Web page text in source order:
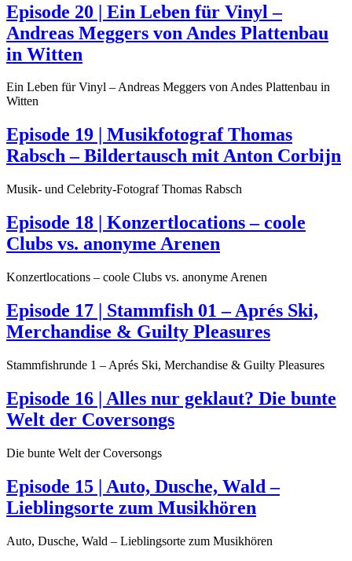
Episode 20 | Ein Leben für Vinyl –
Andreas Meggers von Andes Plattenbau
in Witten
Ein Leben für Vinyl – Andreas Meggers von Andes Plattenbau in
Witten
Episode 19 | Musikfotograf Thomas
Rabsch – Bildertausch mit Anton Corbijn
Musik- und Celebrity-Fotograf Thomas Rabsch
Episode 18 | Konzertlocations – coole
Clubs vs. anonyme Arenen
Konzertlocations – coole Clubs vs. anonyme Arenen
Episode 17 | Stammfish 01 – Aprés Ski,
Merchandise & Guilty Pleasures
Stammfishrunde 1 – Aprés Ski, Merchandise & Guilty Pleasures
Episode 16 | Alles nur geklaut? Die bunte
Welt der Coversongs
Die bunte Welt der Coversongs
Episode 15 | Auto, Dusche, Wald –
Lieblingsorte zum Musikhören
Auto, Dusche, Wald – Lieblingsorte zum Musikhören